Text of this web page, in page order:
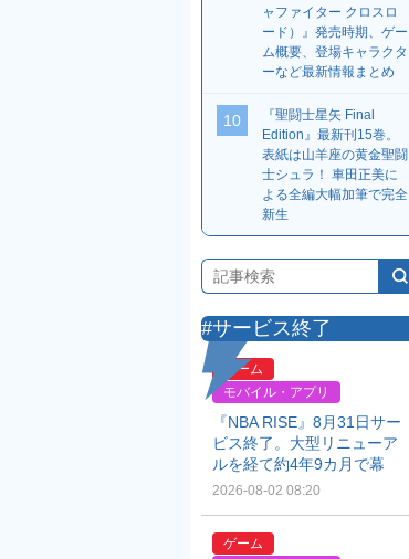
ャファイター クロスロ
ード）』発売時期、ゲー
ム概要、登場キャラクタ
ーなど最新情報まとめ
10
『聖闘士星矢 Final
Edition』最新刊15巻。
表紙は山羊座の黄金聖闘
士シュラ！ 車田正美に
よる全編大幅加筆で完全
新生
#サービス終了
ゲーム
モバイル・アプリ
『NBA RISE』8月31日サー
ビス終了。大型リニューア
ルを経て約4年9カ月で幕
2026-08-02 08:20
ゲーム